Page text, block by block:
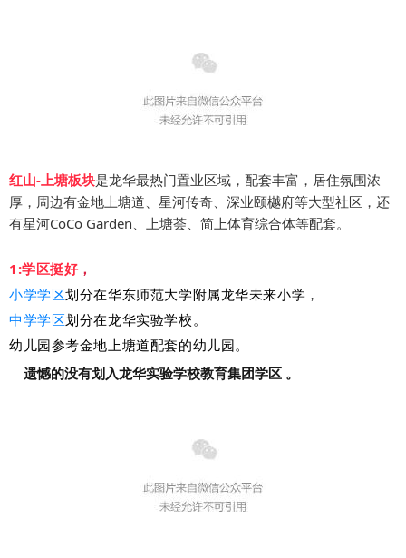
红山-上塘板块是龙华最热门置业区域，配套丰富，居住氛围浓
厚，周边有金地上塘道、星河传奇、深业颐樾府等大型社区，还
有星河CoCo Garden、上塘荟、简上体育综合体等配套。
1:学区挺好，
小学学区划分在华东师范大学附属龙华未来小学，
中学学区划分在龙华实验学校。
幼儿园参考金地上塘道配套的幼儿园。
遗憾的没有划入龙华实验学校教育集团学区 。